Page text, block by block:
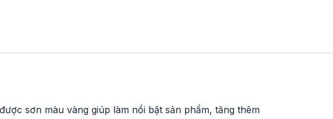
sơn màu vàng giúp làm nổi bật sản phẩm, tăng thêm